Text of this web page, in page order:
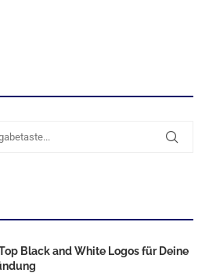
Black and White Logos für Deine